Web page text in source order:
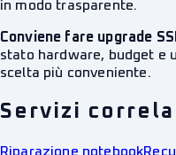
in modo trasparente.
Conviene fare upgrade
stato hardware, budget e
scelta più conveniente.
Servizi
Riparazione notebook